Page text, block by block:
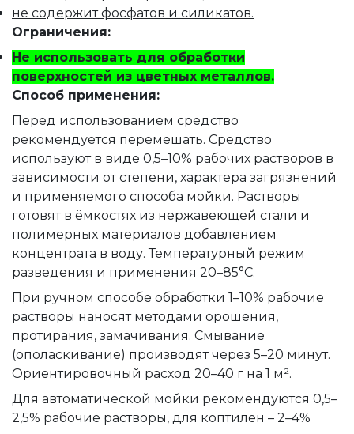
не содержит фосфатов и силикатов.
Ограничения:
Не использовать для обработки
поверхностей из цветных металлов.
Способ применения:
Перед использованием средство
рекомендуется перемешать. Средство
используют в виде 0,5–10% рабочих растворов в
зависимости от степени, характера загрязнений
и применяемого способа мойки. Растворы
готовят в ёмкостях из нержавеющей стали и
полимерных материалов добавлением
концентрата в воду. Температурный режим
разведения и применения 20–85°C.
При ручном способе обработки 1–10% рабочие
растворы наносят методами орошения,
протирания, замачивания. Смывание
(ополаскивание) производят через 5–20 минут.
Ориентировочный расход 20–40 г на 1 м².
Для автоматической мойки рекомендуются 0,5–
2,5% рабочие растворы, для коптилен – 2–4%